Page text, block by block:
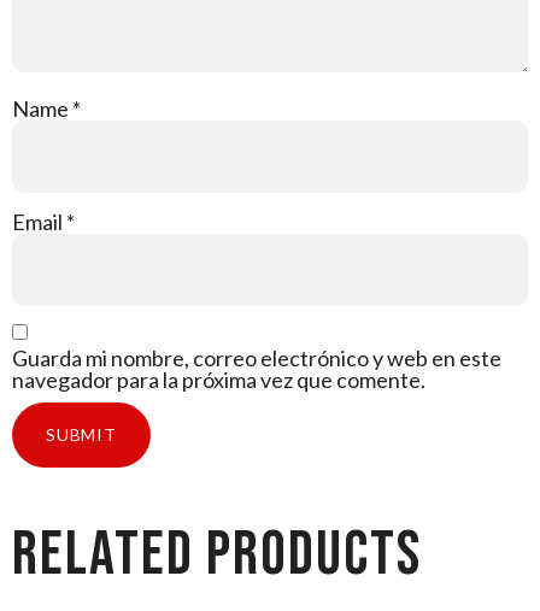
Name *
Email *
Guarda mi nombre, correo electrónico y web en este
navegador para la próxima vez que comente.
Related products